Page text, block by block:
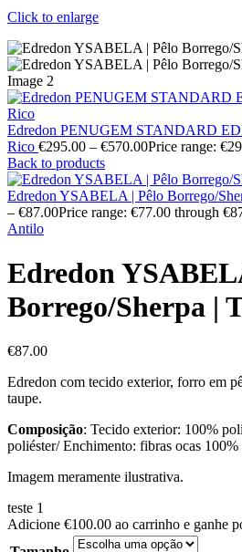
Click to enlarge
Edredon PENUGEM STANDARD
Rico €295.00 – €570.00Price range:
Back to products
Edredon YSABELA | Pêlo Borrego/
– €87.00Price range: €77.00 through
Antilo
Edredon
Borrego/Sherpa |
€87.00
Edredon com tecido exterior, forro em
taupe.
Composição: Tecido exterior: 100%
poliéster/ Enchimento: fibras ocas 100%
Imagem meramente ilustrativa.
teste 1
Adicione €100.00 ao carrinho e ganhe